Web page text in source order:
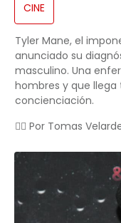
CINE
Tyler Mane, el
anunciado su
masculino. Una
hombres y que
concienciación.
✍🏻 Por Tomas